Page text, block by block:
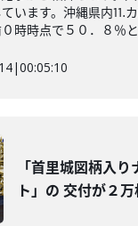
います。沖縄県内⒒
時時点で５０．８％
|00:05:10
「首里城図柄入
ト」の 交付が２